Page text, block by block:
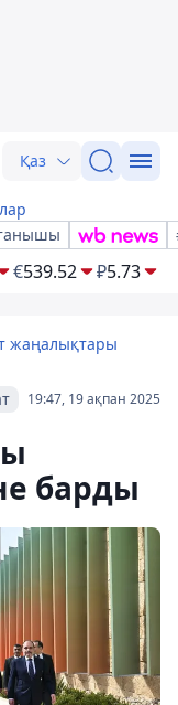
Қаз
€539.52 ₽5.73
жаңалықтары
19:47, 19 ақпан 2025
барды